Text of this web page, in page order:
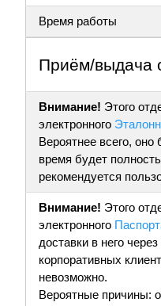
Время работы
Приём/выдача
Внимание! Этого
электронного
Вероятнее всего,
время будет
рекомендуется
Внимание! Этого
электронного
доставки в него
корпоративных
невозможно.
Вероятные причины: